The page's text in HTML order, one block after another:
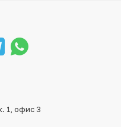
из офиса магазина.
несколько способов
надежно и
возможность
1, офис 3